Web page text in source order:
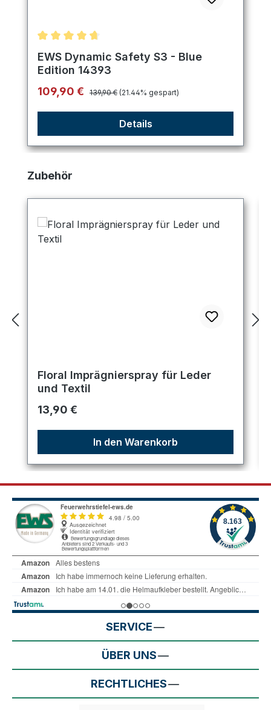
Durchschnittliche Bewertung von 4.8 von 5
EWS Dynamic Safety S3 - Blue
Edition 14393
Verkaufspreis:
109,90 € Regulärer Preis:
139,90 € (21.44% gespart)
Details
Produktgalerie überspringen
Zubehör
Floral Imprägnierspray für Leder
und Textil
Regulärer Preis:
13,90 €
In den Warenkorb
SERVICE
ÜBER UNS
RECHTLICHES